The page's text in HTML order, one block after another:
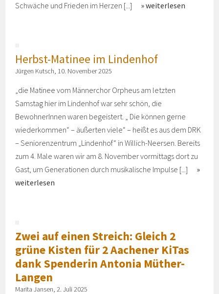
Schwäche und Frieden im Herzen [...]
weiterlesen
Herbst-Matinee im Lindenhof
Jürgen Kutsch, 10. November 2025
„die Matinee vom Männerchor Orpheus am letzten
Samstag hier im Lindenhof war sehr schön, die
BewohnerInnen waren begeistert. „ Die können gerne
wiederkommen“ – äußerten viele“ – heißt es aus dem DRK
– Seniorenzentrum „Lindenhof“ in Willich-Neersen. Bereits
zum 4. Male waren wir am 8. November vormittags dort zu
Gast, um Generationen durch musikalische Impulse [...]
weiterlesen
Zwei auf einen Streich: Gleich 2
grüne Kisten für 2 Aachener KiTas
dank Spenderin Antonia Müther-
Langen
Marita Jansen, 2. Juli 2025